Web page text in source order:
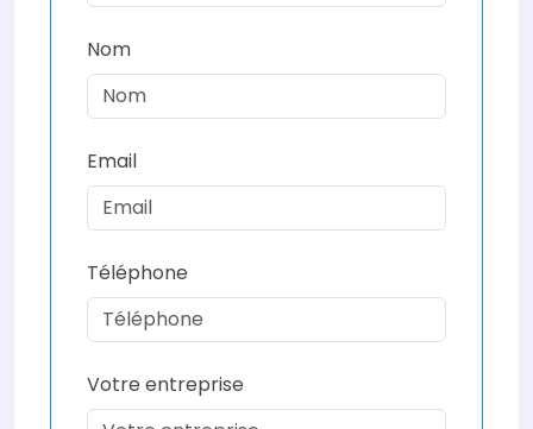
Nom
Email
Téléphone
Votre entreprise